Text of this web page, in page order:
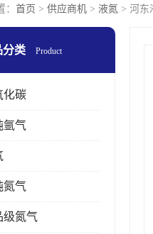
： 首页 > 供应商机 > 液氮 > 河东
分类 Product
化碳
氩气
氮气
级氮气